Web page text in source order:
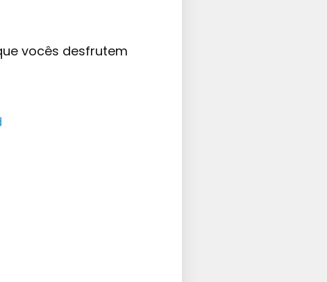
vocês desfrutem